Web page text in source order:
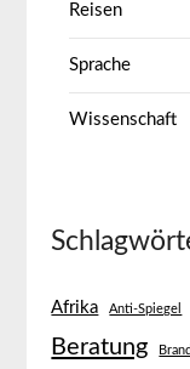
Reisen
Sprache
Wissenschaft
Afrika Anti-Spiegel
Beratung